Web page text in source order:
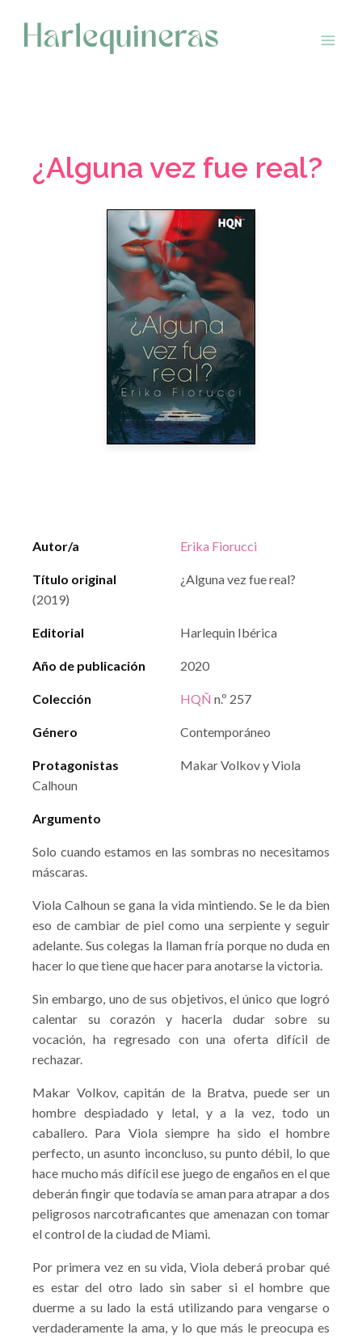
contenido
¿Alguna vez fue real?
Autor/a Erika Fiorucci
Título original
¿Alguna vez fue real?
(2019)
Editorial Harlequin Ibérica
Año de publicación 2020
Colección HQÑ n.º 257
Género Contemporáneo
Protagonistas
Makar Volkov y Viola
Calhoun
Argumento
Solo cuando estamos en las sombras no necesitamos
máscaras.
Viola Calhoun se gana la vida mintiendo. Se le da bien
eso de cambiar de piel como una serpiente y seguir
adelante. Sus colegas la llaman fría porque no duda en
hacer lo que tiene que hacer para anotarse la victoria.
Sin embargo, uno de sus objetivos, el único que logró
calentar su corazón y hacerla dudar sobre su
vocación, ha regresado con una oferta difícil de
rechazar.
Makar Volkov, capitán de la Bratva, puede ser un
hombre despiadado y letal, y a la vez, todo un
caballero. Para Viola siempre ha sido el hombre
perfecto, un asunto inconcluso, su punto débil, lo que
hace mucho más difícil ese juego de engaños en el que
deberán fingir que todavía se aman para atrapar a dos
peligrosos narcotraficantes que amenazan con tomar
el control de la ciudad de Miami.
Por primera vez en su vida, Viola deberá probar qué
es estar del otro lado sin saber si el hombre que
duerme a su lado la está utilizando para vengarse o
verdaderamente la ama, y lo que más le preocupa es